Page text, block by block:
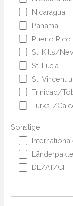
Nicaragua
Panama
Puerto Rico
St. Kitts/
St. Lucia
St. Vincent
Trinidad/
Turks-/
Sonstige:
DE/AT/CH